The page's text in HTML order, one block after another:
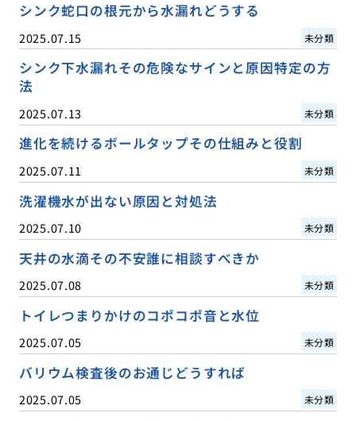
シンク蛇口の根元から水漏れどうする
2025.07.15 未分類
シンク下水漏れその危険なサインと原因特定の方
法
2025.07.13 未分類
進化を続けるボールタップその仕組みと役割
2025.07.11 未分類
洗濯機水が出ない原因と対処法
2025.07.10 未分類
天井の水滴その不安誰に相談すべきか
2025.07.08 未分類
トイレつまりかけのコポコポ音と水位
2025.07.05 未分類
バリウム検査後のお通じどうすれば
2025.07.05 未分類